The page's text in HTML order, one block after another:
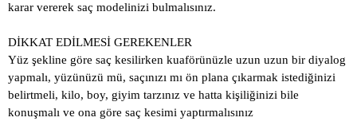
karar vererek saç modelinizi bulmalısınız.
DİKKAT EDİLMESİ GEREKENLER
Yüz şekline göre saç kesilirken kuaförünüzle uzun uzun bir diyalog
yapmalı, yüzünüzü mü, saçınızı mı ön plana çıkarmak istediğinizi
belirtmeli, kilo, boy, giyim tarzınız ve hatta kişiliğinizi bile
konuşmalı ve ona göre saç kesimi yaptırmalısınız